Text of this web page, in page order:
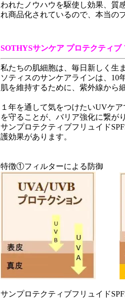
われたノウハウを駆使し効果、質
れ商品化されているので、本当の
SOTHYSサンケア プロテクティブ
私たちの肌細胞は、毎日新しく生
ソティスのサンケアラインは、10
肌を維持するために、紫外線から
１年を通して気をつけたいUVケ
を守ることが、バリア強化に繋が
サンプロテクティブフリュイド
護効果があります。
特徴①フィルターによる防御
サンプロテクティブフリュイド